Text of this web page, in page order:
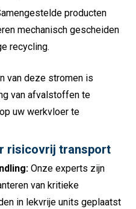
producten
mechanisch gescheiden
recycling.
van deze stromen is
van afvalstoffen te
uw werkvloer te
risicovrij transport
Onze experts zijn
van kritieke
in lekvrije units geplaatst